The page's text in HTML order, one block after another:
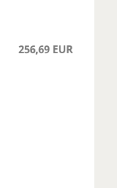
256,69 EUR